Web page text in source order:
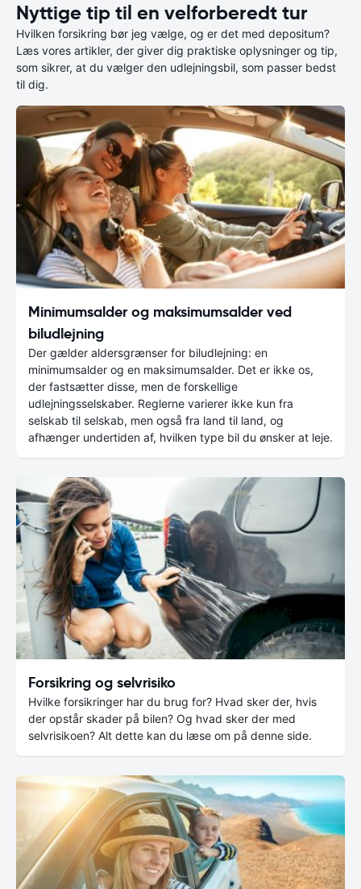
Nyttige tip til en velforberedt tur
Hvilken forsikring bør jeg vælge, og er det med depositum?
Læs vores artikler, der giver dig praktiske oplysninger og tip,
som sikrer, at du vælger den udlejningsbil, som passer bedst
til dig.
Minimumsalder og maksimumsalder ved
biludlejning
Der gælder aldersgrænser for biludlejning: en
minimumsalder og en maksimumsalder. Det er ikke os,
der fastsætter disse, men de forskellige
udlejningsselskaber. Reglerne varierer ikke kun fra
selskab til selskab, men også fra land til land, og
afhænger undertiden af, hvilken type bil du ønsker at leje.
Forsikring og selvrisiko
Hvilke forsikringer har du brug for? Hvad sker der, hvis
der opstår skader på bilen? Og hvad sker der med
selvrisikoen? Alt dette kan du læse om på denne side.